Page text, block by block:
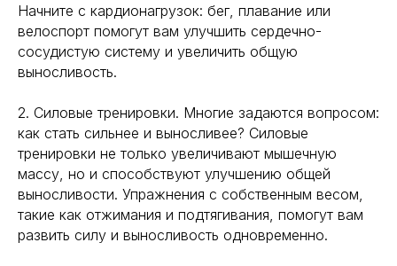
Начните с кардионагрузок: бег, плавание или
велоспорт помогут вам улучшить сердечно-
сосудистую систему и увеличить общую
выносливость.
2. Силовые тренировки. Многие задаются вопросом:
как стать сильнее и выносливее? Силовые
тренировки не только увеличивают мышечную
массу, но и способствуют улучшению общей
выносливости. Упражнения с собственным весом,
такие как отжимания и подтягивания, помогут вам
развить силу и выносливость одновременно.